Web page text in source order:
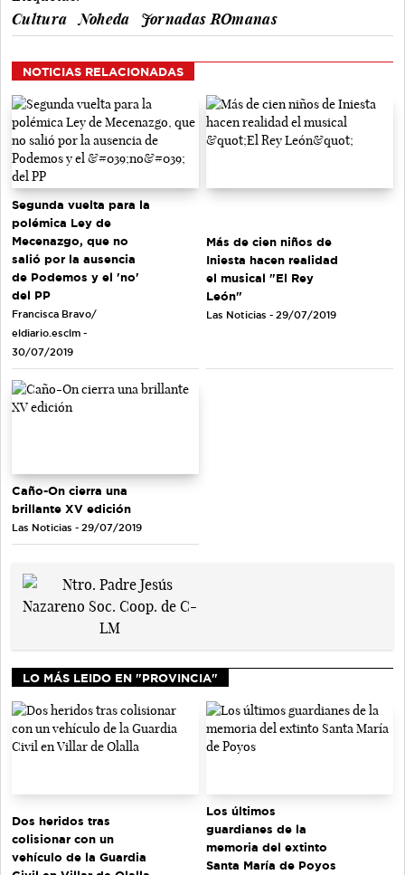
Cultura
Noheda Jornadas ROmanas
NOTICIAS RELACIONADAS
Segunda vuelta para la
polémica Ley de
Mecenazgo, que no
salió por la ausencia
de Podemos y el 'no'
del PP
Francisca Bravo/
eldiario.esclm -
30/07/2019
Más de cien niños de
Iniesta hacen realidad
el musical "El Rey
León"
Las Noticias - 29/07/2019
Caño-On cierra una
brillante XV edición
Las Noticias - 29/07/2019
LO MÁS LEIDO EN "PROVINCIA"
Dos heridos tras
colisionar con un
vehículo de la Guardia
Los últimos
guardianes de la
memoria del extinto
Santa María de Poyos